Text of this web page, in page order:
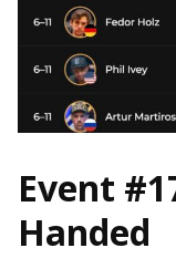
Event
Handed